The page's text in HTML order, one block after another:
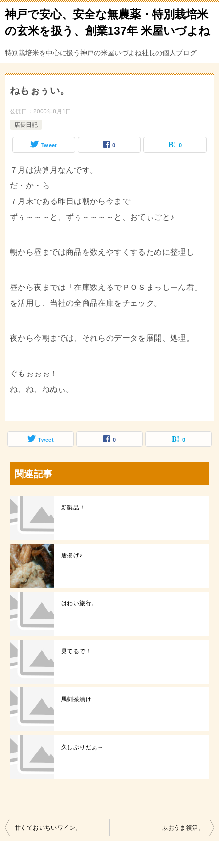
神戸で安心、安全な無農薬・特別栽培米
の玄米を扱う、創業137年 米屋いづよね
特別栽培米を中心に扱う神戸の米屋いづよね社長の個人ブログ
ねもぉぅい。
公開日： 2005年8月1日
店長日記
Tweet 0 0
７月は決算月なんです。
だ・か・ら
７月末である昨日は朝から今まで
ずぅ～～～と、ずぅ～～～～と、おてぃごと♪
朝から昼までは商品を数えやすくするために整理し
昼から夜までは「在庫数えるでＰＯＳまっしーん君」
を活用し、当社の全商品在庫をチェック。
夜から今朝までは、それらのデータを展開、処理。
ぐもぉぉぉ！
ね、ね、ねぬぃ。
Tweet 0 0
関連記事
新製品！
唐揚げ♪
はわい旅行。
見てるで！
馬刺茶漬け
久しぶりだぁ～
投
甘くておいちいワイン。 ふおうま復活。